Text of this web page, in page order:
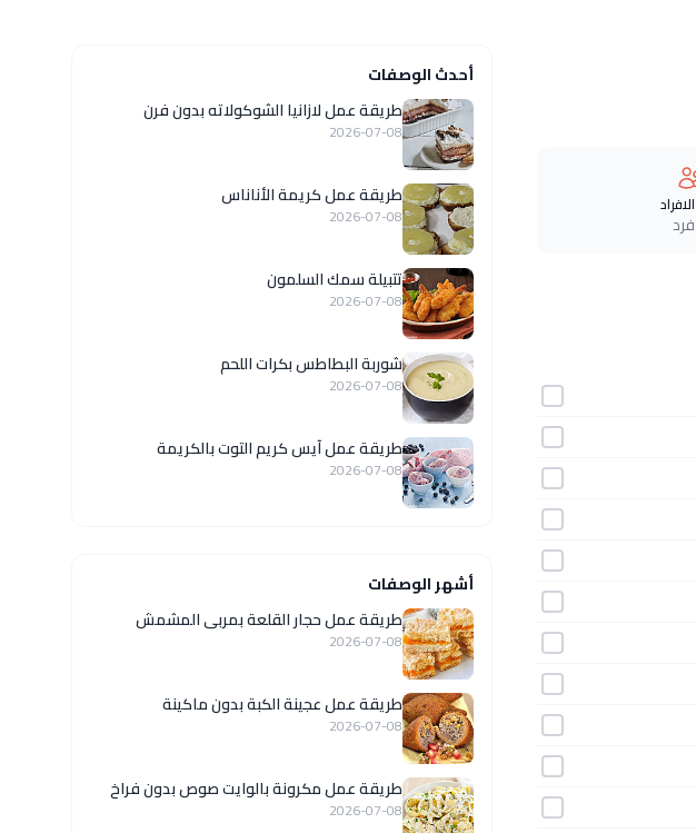
أحدث الوصفات
طريقة عمل لازانيا الشوكولاته بدون فرن
2026-07-08
طريقة عمل كريمة الأناناس
2026-07-08
تتبيلة سمك السلمون
2026-07-08
شوربة البطاطس بكرات اللحم
2026-07-08
طريقة عمل آيس كريم التوت بالكريمة
2026-07-08
أشهر الوصفات
طريقة عمل حجار القلعة بمربى المشمش
2026-07-08
طريقة عمل عجينة الكبة بدون ماكينة
2026-07-08
طريقة عمل مكرونة بالوايت صوص بدون فراخ
2026-07-08